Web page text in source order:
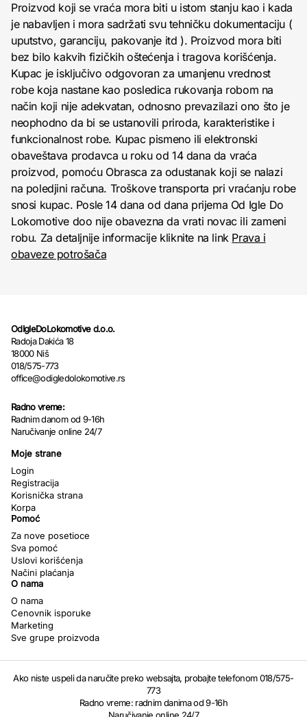
Proizvod koji se vraća mora biti u istom stanju kao i kada
je nabavljen i mora sadržati svu tehničku dokumentaciju (
uputstvo, garanciju, pakovanje itd ). Proizvod mora biti
bez bilo kakvih fizičkih oštećenja i tragova korišćenja.
Kupac je isključivo odgovoran za umanjenu vrednost
robe koja nastane kao posledica rukovanja robom na
način koji nije adekvatan, odnosno prevazilazi ono što je
neophodno da bi se ustanovili priroda, karakteristike i
funkcionalnost robe. Kupac pismeno ili elektronski
obaveštava prodavca u roku od 14 dana da vraća
proizvod, pomoću Obrasca za odustanak koji se nalazi
na poledjini računa. Troškove transporta pri vraćanju robe
snosi kupac. Posle 14 dana od dana prijema Od Igle Do
Lokomotive doo nije obavezna da vrati novac ili zameni
robu. Za detaljnije informacije kliknite na link Prava i
obaveze potrošača
OdIgleDoLokomotive d.o.o.
Radoja Dakića 18
18000 Niš
018/575-773
office@odigledolokomotive.rs
Radno vreme:
Radnim danom od 9-16h
Naručivanje online 24/7
Moje strane
Login
Registracija
Korisnička strana
Korpa
Pomoć
Za nove posetioce
Sva pomoć
Uslovi korišćenja
Načini plaćanja
O nama
O nama
Cenovnik isporuke
Marketing
Sve grupe proizvoda
Ako niste uspeli da naručite preko websajta, probajte telefonom 018/575-
773
Radno vreme: radnim danima od 9-16h